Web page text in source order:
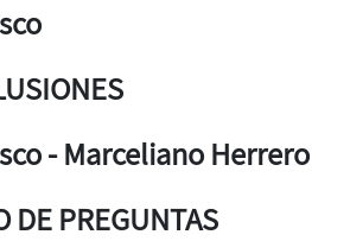
- Marceliano Herrero
DE PREGUNTAS